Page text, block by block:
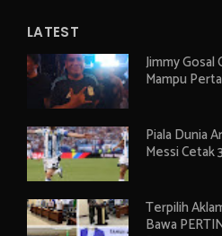
LATEST
Jimmy
Mampu
Piala Dunia
Messi Cetak
Terpilih
Bawa